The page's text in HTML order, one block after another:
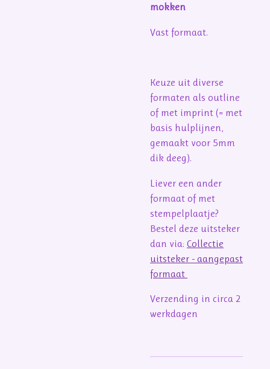
mokken
Vast formaat.
Keuze uit diverse
formaten als outline
of met imprint (= met
basis hulplijnen,
gemaakt voor 5mm
dik deeg).
Liever een ander
formaat of met
stempelplaatje?
Bestel deze uitsteker
dan via: Collectie
uitsteker - aangepast
formaat
Verzending in circa 2
werkdagen